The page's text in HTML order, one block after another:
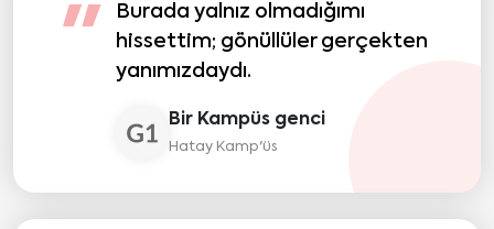
"
Burada yalnız olmadığımı
hissettim; gönüllüler gerçekten
yanımızdaydı.
Bir Kampüs genci
Hatay Kamp'üs